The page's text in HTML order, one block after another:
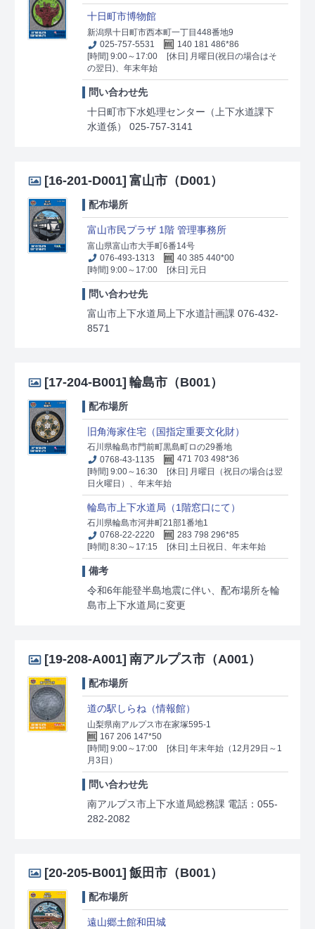
十日町市博物館
新潟県十日町市西本町一丁目448番地9
025-757-5531
140 181 486*86
[時間] 9:00～17:00
[休日] 月曜日(祝日の場合はそ
の翌日)、年末年始
問い合わせ先
十日町市下水処理センター（上下水道課下
水道係） 025-757-3141
[16-201-D001] 富山市（D001）
配布場所
富山市民プラザ 1階 管理事務所
富山県富山市大手町6番14号
076-493-1313
40 385 440*00
[時間] 9:00～17:00
[休日] 元日
問い合わせ先
富山市上下水道局上下水道計画課 076-432-
8571
[17-204-B001] 輪島市（B001）
配布場所
旧角海家住宅（国指定重要文化財）
石川県輪島市門前町黒島町ロの29番地
0768-43-1135
471 703 498*36
[時間] 9:00～16:30
[休日] 月曜日（祝日の場合は翌
日火曜日）、年末年始
輪島市上下水道局（1階窓口にて）
石川県輪島市河井町21部1番地1
0768-22-2220
283 798 296*85
[時間] 8:30～17:15
[休日] 土日祝日、年末年始
備考
令和6年能登半島地震に伴い、配布場所を輪
島市上下水道局に変更
[19-208-A001] 南アルプス市（A001）
配布場所
道の駅しらね（情報館）
山梨県南アルプス市在家塚595-1
167 206 147*50
[時間] 9:00～17:00
[休日] 年末年始（12月29日～1
月3日）
問い合わせ先
南アルプス市上下水道局総務課 電話：055-
282-2082
[20-205-B001] 飯田市（B001）
配布場所
遠山郷土館和田城